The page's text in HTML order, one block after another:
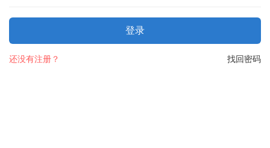
登录
找回密码
还没有注册？